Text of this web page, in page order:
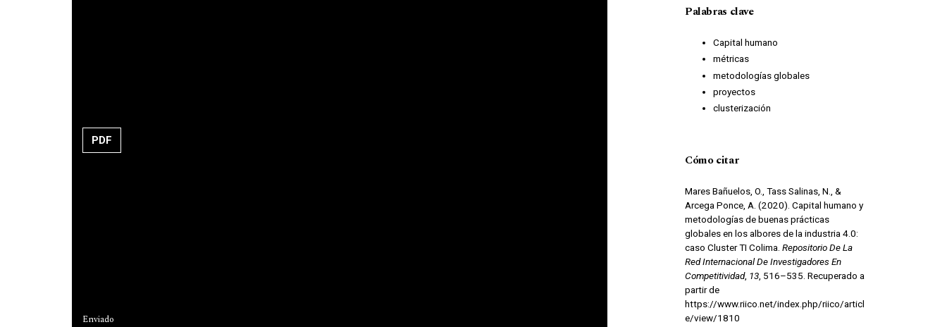
PDF
Enviado
Palabras clave
Capital humano
métricas
metodologías globales
proyectos
clusterización
Cómo citar
Mares Bañuelos, O., Tass Salinas, N., &
Arcega Ponce, A. (2020). Capital humano y
metodologías de buenas prácticas
globales en los albores de la industria 4.0:
caso Cluster TI Colima. Repositorio De La
Red Internacional De Investigadores En
Competitividad, 13, 516–535. Recuperado a
partir de
https://www.riico.net/index.php/riico/articl
e/view/1810